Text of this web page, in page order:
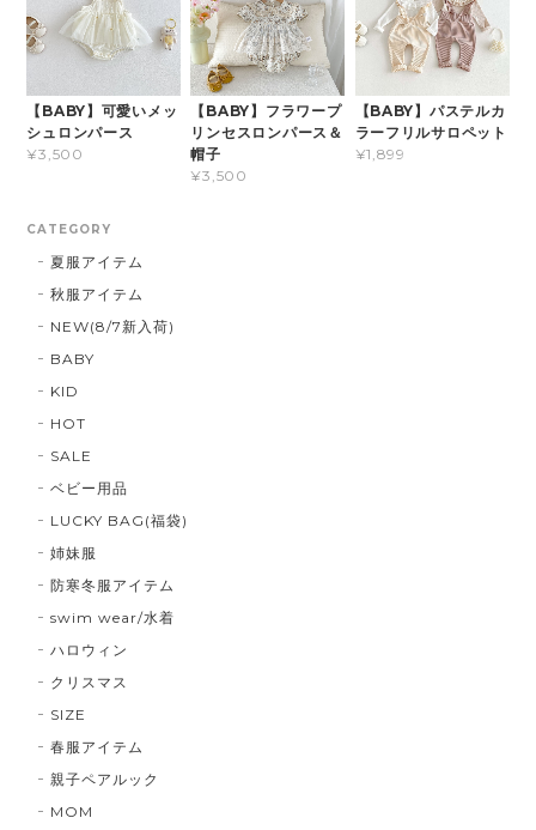
【BABY】可愛いメッ
シュロンパース
¥3,500
【BABY】フラワープ
リンセスロンパース＆
帽子
¥3,500
【BABY】パステルカ
ラーフリルサロペット
¥1,899
CATEGORY
夏服アイテム
秋服アイテム
NEW(8/7新入荷)
BABY
KID
HOT
SALE
ベビー用品
LUCKY BAG(福袋)
姉妹服
防寒冬服アイテム
swim wear/水着
ハロウィン
クリスマス
SIZE
春服アイテム
親子ペアルック
MOM